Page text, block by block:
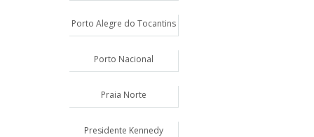
Porto Alegre do Tocantins
Porto Nacional
Praia Norte
Presidente Kennedy